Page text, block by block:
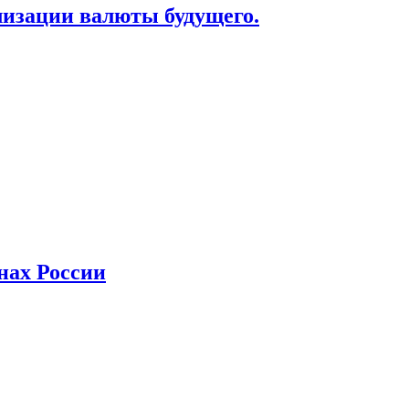
валюты будущего.
России